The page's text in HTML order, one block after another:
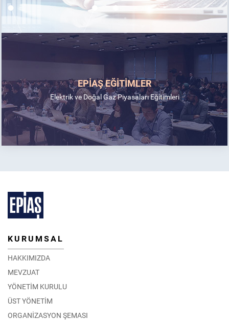
EPİAŞ EĞİTİMLER
Elektrik ve Doğal Gaz Piyasaları Eğitimleri
KURUMSAL
HAKKIMIZDA
MEVZUAT
YÖNETİM KURULU
ÜST YÖNETİM
ORGANİZASYON ŞEMASI